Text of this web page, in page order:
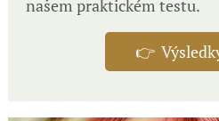
našem praktickém testu.
👉